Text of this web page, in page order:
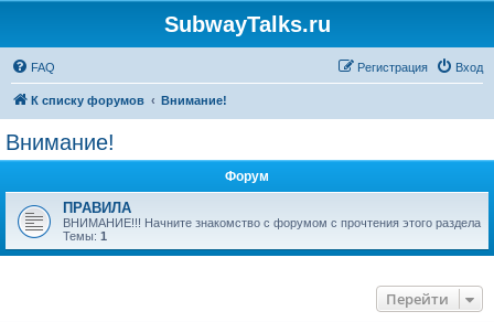
SubwayTalks.ru
FAQ Вход
Регистрация
К списку форумов Внимание!
Внимание!
Форум
ПРАВИЛА
ВНИМАНИЕ!!! Начните знакомство с форумом с прочтения этого раздела
Темы: 1
Перейти